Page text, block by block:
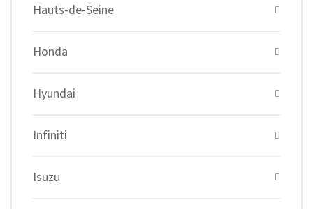
Hauts-de-Seine
Honda
Hyundai
Infiniti
Isuzu